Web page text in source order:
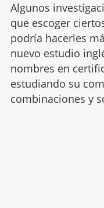
Algunos
que escoger
podría hacerles
nuevo estudio
nombres en
estudiando su
combinaciones y